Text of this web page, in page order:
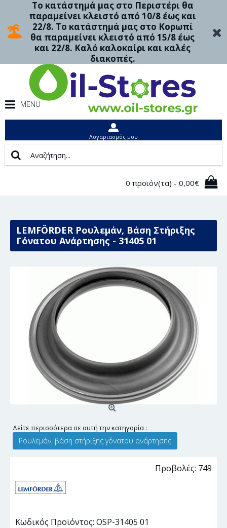
Το κατάστημά μας στο Περιστέρι θα
παραμείνει κλειστό από 10/8 έως και
22/8. Το κατάστημά μας στο Κορωπί
θα παραμείνει κλειστό από 15/8 έως
και 22/8. Καλό καλοκαίρι και καλές
διακοπές.
MENU
Λογαριασμός μου
0 προϊόν(τα) - 0,00€
LEMFÖRDER Ρουλεμάν, Βάση Στήριξης
Γόνατου Ανάρτησης - 31405 01
Δείτε περισσότερα σε αυτή την κατηγορία :
Ρουλεμάν, βάση στήριξης γόνατου ανάρτησης
Προβολές: 749
Κωδικός Προϊόντος: OSP-31405 01